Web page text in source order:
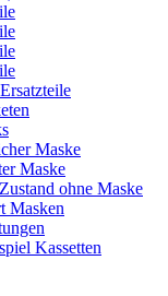
Maske
Maske
ohne Maske
Masken
Kassetten